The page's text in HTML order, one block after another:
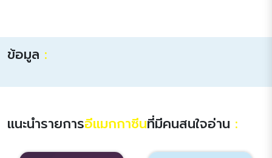
ข้อมูล :
แนะนำรายการอีแมกกาซีนที่มีคนสนใจอ่าน :